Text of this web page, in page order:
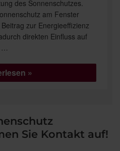
des Sonnenschutzes.
am Fenster
zur Energieeffizienz
direkten Einfluss auf
…
Sie Kontakt auf!